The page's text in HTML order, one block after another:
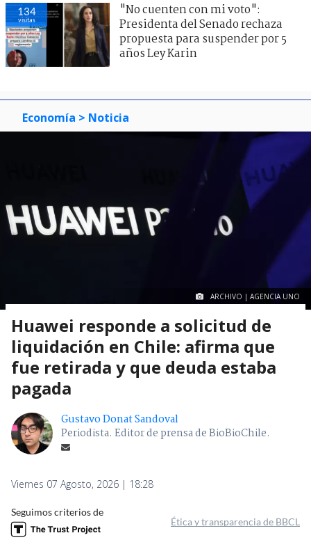
134
visitas
"No cuenten con mi voto":
Presidenta del Senado rechaza
propuesta para suspender por 5
años Ley Karin
Economía > Noticia
ARCHIVO | AGENCIA UNO
Huawei responde a solicitud de
liquidación en Chile: afirma que
fue retirada y que deuda estaba
pagada
Gustavo Donat Sandoval
Periodista. Editor de prensa de BioBioChile.
Viernes 07 Agosto, 2026 | 18:28
Seguimos criterios de
Ética y transparencia de BBCL